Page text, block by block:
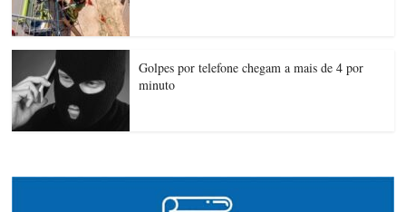
Golpes por telefone chegam a mais de 4 por
minuto